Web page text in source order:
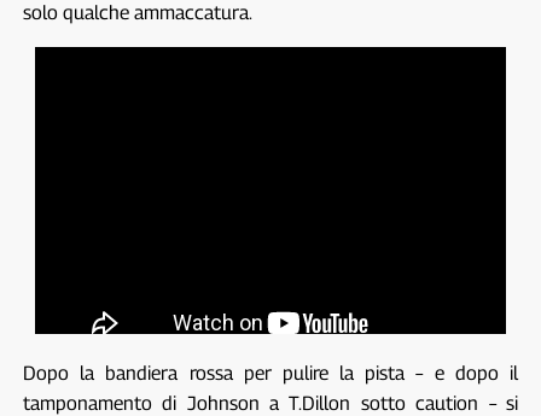
solo qualche ammaccatura.
Dopo la bandiera rossa per pulire la pista – e dopo il
tamponamento di Johnson a T.Dillon sotto caution – si